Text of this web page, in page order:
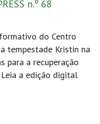
n.º 68
do Centro
tempestade Kristin na
para a recuperação
a edição digital